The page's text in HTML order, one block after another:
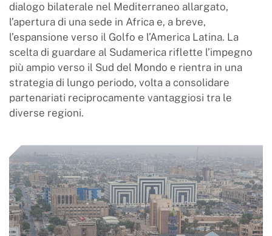
dialogo bilaterale nel Mediterraneo allargato,
l’apertura di una sede in Africa e, a breve,
l’espansione verso il Golfo e l’America Latina. La
scelta di guardare al Sudamerica riflette l’impegno
più ampio verso il Sud del Mondo e rientra in una
strategia di lungo periodo, volta a consolidare
partenariati reciprocamente vantaggiosi tra le
diverse regioni.